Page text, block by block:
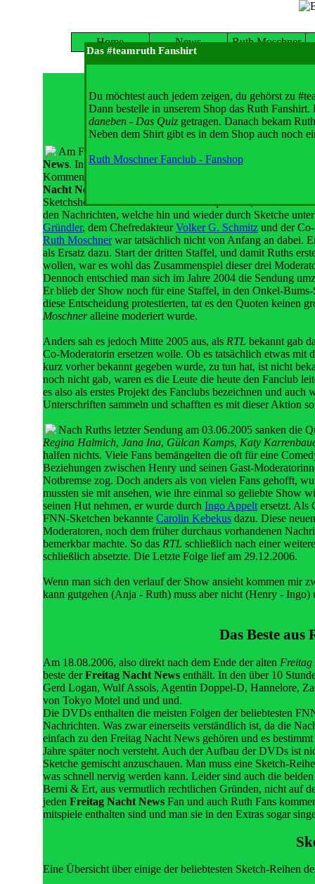
Home News Ruth Moschner
Wer's nicht
Am Freitag, den 17.09.1999, pünktlich um 23:15 Uhr,
News. In diesem etwas anderen Wochenrückblick, wurden
Kommentaren präsentiert. Ein ähnliches Konzept gab es
Nacht News
Sketchshow mit kurzen Nachrichtensequenzen, waren die
den Nachrichten, welche hin und wieder durch Sketche
Gründler, dem ChefredakteurVolker G. Schmitz und der
Ruth Moschnerwar tatsächlich nicht von Anfang an dabei.
als Ersatz dazu. Start der dritten Staffel, und damit Ruths
wollen, war es wohl das Zusammenspiel dieser drei
Dennoch entschied man sich im Jahre 2004 die Sendung
Er blieb der Show noch für eine Staffel, in den Onkel-
diese Entscheidung protestierten, tat es den Quoten keinen
Moschneralleine moderiert wurde.
Anders sah es jedoch Mitte 2005 aus, als RTL bekannt gab
Co-Moderatorin ersetzen wolle. Ob es tatsächlich etwas
kurz vorher bekannt gegeben wurde, zu tun hat, ist nicht
noch nicht gab, waren es die Leute die heute den Fanclub
es also als erstes Projekt des Fanclubs bezeichnen und
Unterschriften sammeln und schafften es mit dieser Aktion
Nach Ruths letzter Sendung am 03.06.2005 sanken die
Regina Halmich, Jana Ina, Gülcan Kamps, Katy
halfen nichts. Viele Fans bemängelten die oft für eine
Beziehungen zwischen Henry und seinen Gast-
Notbremse zog. Doch anders als von vielen Fans gehofft,
mussten sie mit ansehen, wie ihre einmal so geliebte Show
seinen Hut nehmen, er wurde durch Ingo Appeltersetzt. Als
FNN-Sketchen bekannte Carolin Kebekus dazu. Diese
Moderatoren, noch dem früher durchaus vorhandenen
bemerkbar machte. So das RTL schließlich nach einer
schließlich absetzte. Die Letzte Folge lief am 29.12.2006.
Wenn man sich den verlauf der Show ansieht kommen mir
kann gutgehen (Anja - Ruth) muss aber nicht (Henry -
Das Beste aus
Am 18.08.2006, also direkt nach dem Ende der alten Freitag
beste derFreitag Nacht News enthält. In den über 10
Gerd Logan, Wulf Assols, Agentin Doppel-D, Hannelore,
von Tokyo Motel und und und.
Die DVDs enthalten die meisten Folgen der beliebtesten
Nachrichten. Was zwar einerseits verständlich ist, da die
einfach zu den Freitag Nacht News gehören und es
Jahre später noch versteht. Auch der Aufbau der DVDs ist
Sketche gemischt anzuschauen. Man muss eine Sketch-
was schnell nervig werden kann. Leider sind auch die
Berni & Ert, aus vermutlich rechtlichen Gründen, nicht auf
jeden Freitag Nacht News Fan und auch Ruth Fans
mitspiele enthalten sind und man sie in den Extras sogar
Eine Übersicht über einige der beliebtesten Sketch-Reihen
Das #teamruth Fanshirt
Du möchtest auch jedem zeigen, du gehörst zu
Dann bestelle in unserem Shop das Ruth
daneben - Das Quiz getragen. Danach bekam
Neben dem Shirt gibt es in dem Shop auch noch
Ruth Moschner Fanclub - Fanshop